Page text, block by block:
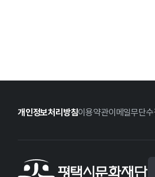
개인정보처리방침이용약관이메일무단